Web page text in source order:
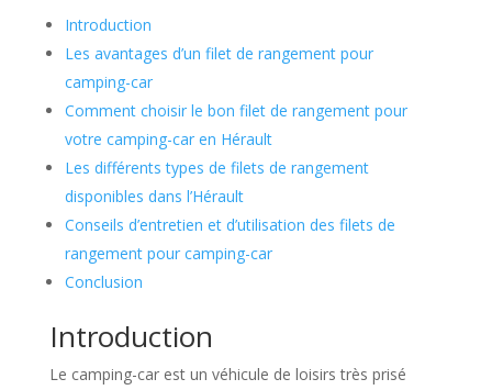
Introduction
Les avantages d’un filet de rangement pour
camping-car
Comment choisir le bon filet de rangement pour
votre camping-car en Hérault
Les différents types de filets de rangement
disponibles dans l’Hérault
Conseils d’entretien et d’utilisation des filets de
rangement pour camping-car
Conclusion
Introduction
Le camping-car est un véhicule de loisirs très prisé